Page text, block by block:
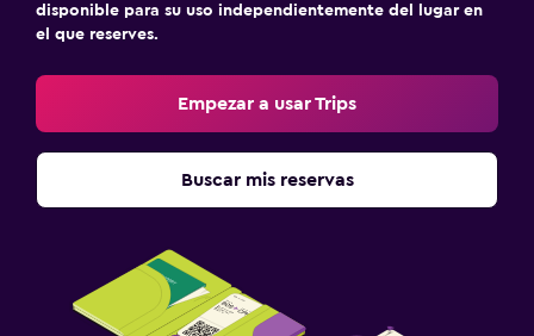
disponible para su uso independientemente del lugar en
el que reserves.
Empezar a usar Trips
Buscar mis reservas